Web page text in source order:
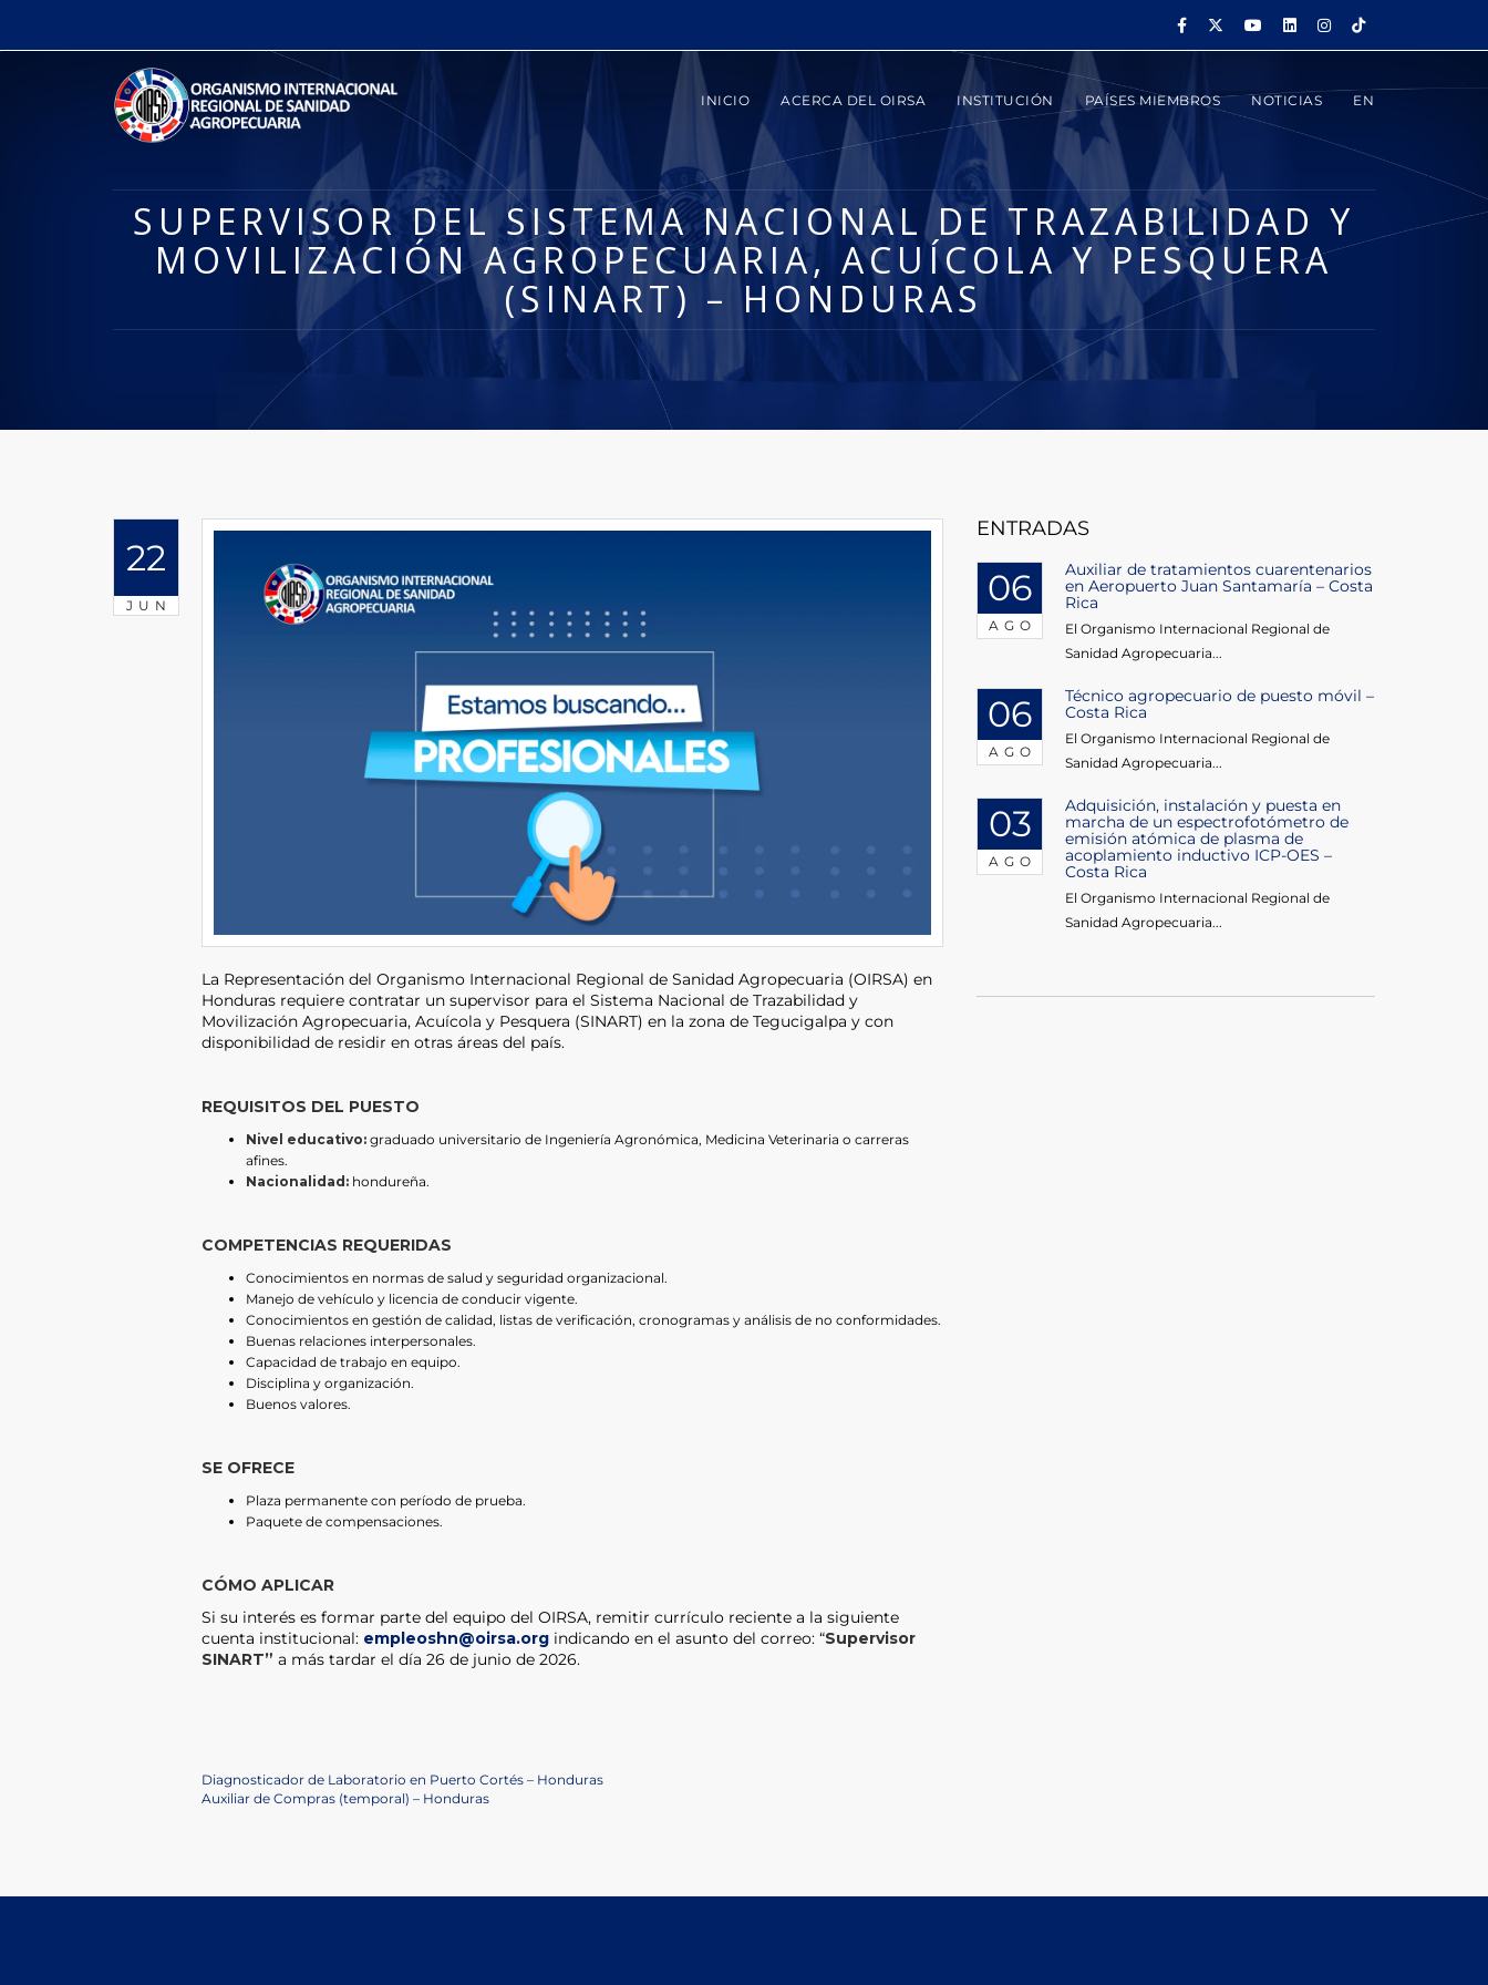
INICIO ACERCA DEL OIRSA INSTITUCIÓN PAÍSES MIEMBROS NOTICIAS EN
SUPERVISOR DEL SISTEMA NACIONAL DE TRAZABILIDAD Y
MOVILIZACIÓN AGROPECUARIA, ACUÍCOLA Y PESQUERA
(SINART) – HONDURAS
22
JUN
La Representación del Organismo Internacional Regional de Sanidad Agropecuaria (OIRSA) en
Honduras requiere contratar un supervisor para el Sistema Nacional de Trazabilidad y
Movilización Agropecuaria, Acuícola y Pesquera (SINART) en la zona de Tegucigalpa y con
disponibilidad de residir en otras áreas del país.
REQUISITOS DEL PUESTO
Nivel educativo: graduado universitario de Ingeniería Agronómica, Medicina Veterinaria o carreras
afines.
Nacionalidad: hondureña.
COMPETENCIAS REQUERIDAS
Conocimientos en normas de salud y seguridad organizacional.
Manejo de vehículo y licencia de conducir vigente.
Conocimientos en gestión de calidad, listas de verificación, cronogramas y análisis de no conformidades.
Buenas relaciones interpersonales.
Capacidad de trabajo en equipo.
Disciplina y organización.
Buenos valores.
SE OFRECE
Plaza permanente con período de prueba.
Paquete de compensaciones.
CÓMO APLICAR
Si su interés es formar parte del equipo del OIRSA, remitir currículo reciente a la siguiente
cuenta institucional: empleoshn@oirsa.org indicando en el asunto del correo: “Supervisor
SINART” a más tardar el día 26 de junio de 2026.
Navegación
Previous
Post
Diagnosticador de Laboratorio en Puerto Cortés – Honduras
Next
Auxiliar de Compras (temporal) – Honduras
ENTRADAS
06
AGO
Auxiliar de tratamientos cuarentenarios
en Aeropuerto Juan Santamaría – Costa
Rica
El Organismo Internacional Regional de
Sanidad Agropecuaria...
06
AGO
Técnico agropecuario de puesto móvil –
Costa Rica
El Organismo Internacional Regional de
Sanidad Agropecuaria...
03
AGO
Adquisición, instalación y puesta en
marcha de un espectrofotómetro de
emisión atómica de plasma de
acoplamiento inductivo ICP-OES –
Costa Rica
El Organismo Internacional Regional de
Sanidad Agropecuaria...